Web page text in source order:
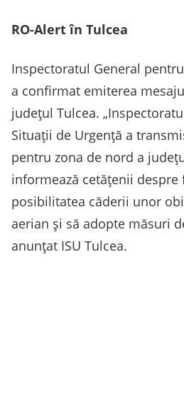
RO-Alert în Tulcea
Inspectoratul General
a confirmat emiterea
județul Tulcea.
Situaţii de Urgenţă a
pentru zona de nord a
informează cetăţenii despre
posibilitatea căderii unor
aerian şi să adopte măsuri
anunţat ISU Tulcea.